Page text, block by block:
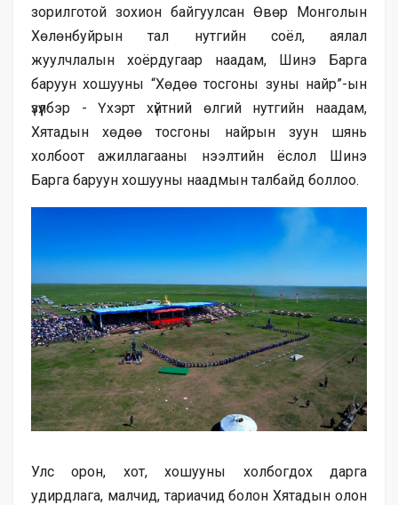
зорилготой зохион байгуулсан Өвөр Монголын
Хөлөнбуйрын тал нутгийн соёл, аялал
жуулчлалын хоёрдугаар наадам, Шинэ Барга
баруун хошууны “Хөдөө тосгоны зуны найр”-ын
үзүүлбэр - Үхэрт хүйтний өлгий нутгийн наадам,
Хятадын хөдөө тосгоны найрын зуун шянь
холбоот ажиллагааны нээлтийн ёслол Шинэ
Барга баруун хошууны наадмын талбайд боллоо.
Улс орон, хот, хошууны холбогдох дарга
удирдлага, малчид, тариачид болон Хятадын олон